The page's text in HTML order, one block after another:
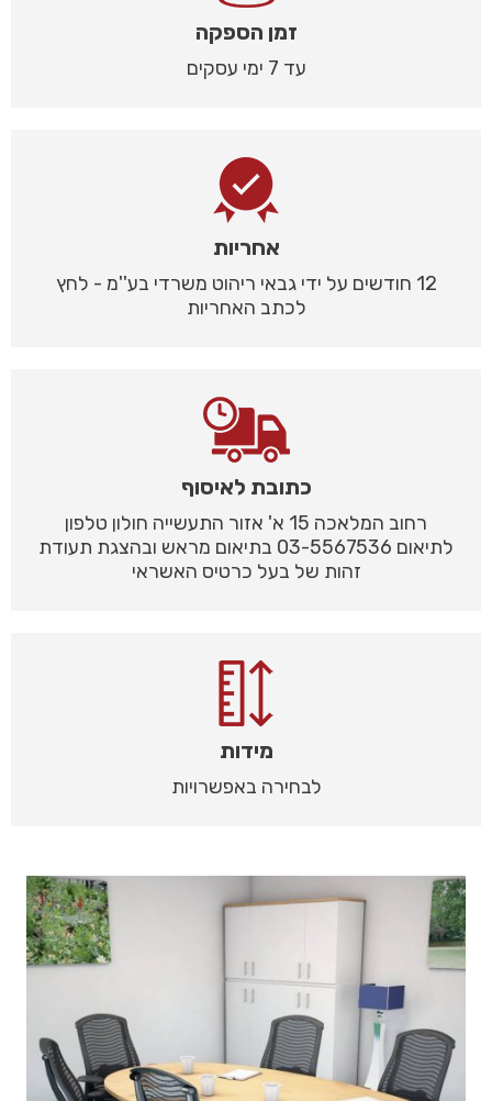
זמן הספקה
עד 7 ימי עסקים
אחריות
12 חודשים על ידי גבאי ריהוט משרדי בע''מ - לחץ
לכתב האחריות
כתובת לאיסוף
רחוב המלאכה 15 א' אזור התעשייה חולון טלפון
לתיאום 03-5567536 בתיאום מראש ובהצגת תעודת
זהות של בעל כרטיס האשראי
מידות
לבחירה באפשרויות